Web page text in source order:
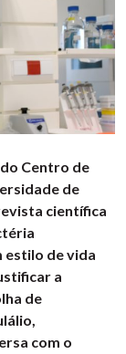
Centro de
de
científica
estilo de vida
a
de
com o